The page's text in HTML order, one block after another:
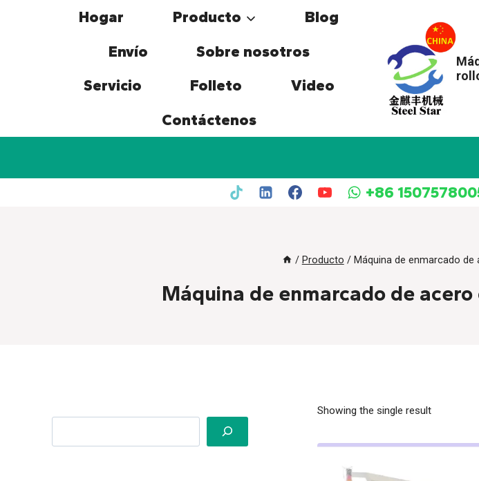
Hogar Producto
Blog
Envío
Sobre nosotros
Servicio
Folleto
Video
Contáctenos
+86
/ Producto / Máquina de enmarcado
Máquina de enmarcado de
Showing the single result